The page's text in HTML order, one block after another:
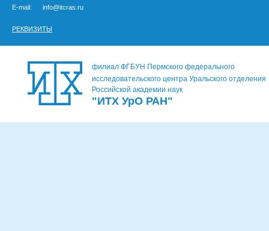
E-mail: info@itcras.ru
РЕКВИЗИТЫ
филиал ФГБУН Пермского федерального
исследовательского центра Уральского отделения
Российской академии наук
"ИТХ УрО РАН"